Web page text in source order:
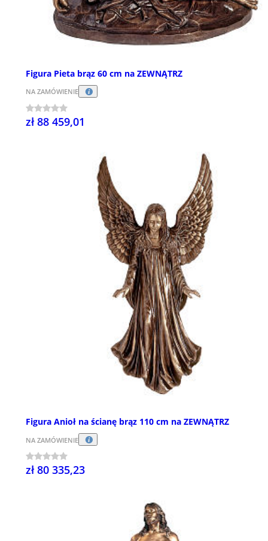
Figura Pieta brąz 60 cm na ZEWNĄTRZ
NA ZAMÓWIENIE
zł 88 459,01
Figura Anioł na ścianę brąz 110 cm na ZEWNĄTRZ
NA ZAMÓWIENIE
zł 80 335,23